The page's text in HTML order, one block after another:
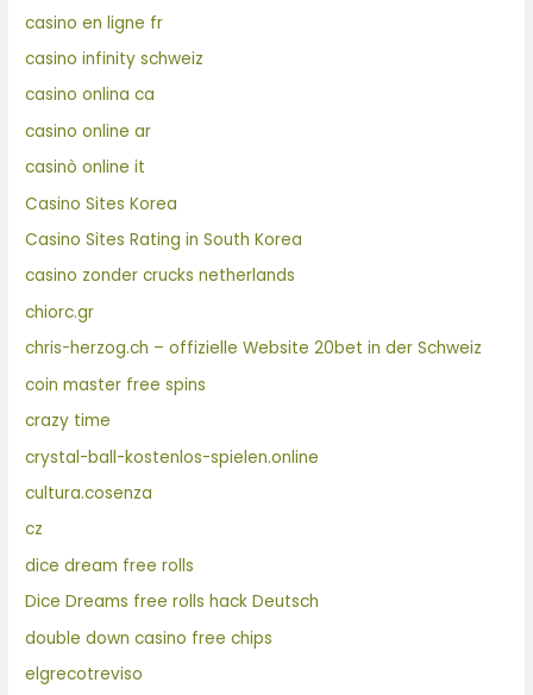
casino en ligne fr
casino infinity schweiz
casino onlina ca
casino online ar
casinò online it
Casino Sites Korea
Casino Sites Rating in South Korea
casino zonder crucks netherlands
chiorc.gr
chris-herzog.ch – offizielle Website 20bet in der Schweiz
coin master free spins
crazy time
crystal-ball-kostenlos-spielen.online
cultura.cosenza
cz
dice dream free rolls
Dice Dreams free rolls hack Deutsch
double down casino free chips
elgrecotreviso